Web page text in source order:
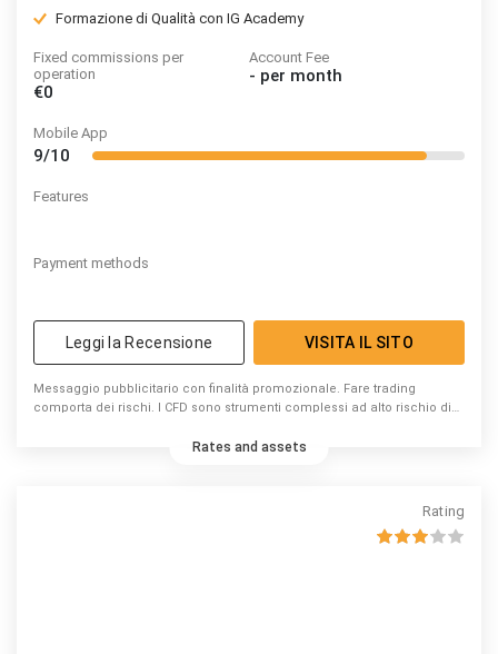
Formazione di Qualità con IG Academy
Fixed commissions per
operation
€0
Account Fee
- per month
Mobile App
9/10
Features
Payment methods
Leggi la Recensione VISITA IL SITO
Messaggio pubblicitario con finalità promozionale. Fare trading
comporta dei rischi. I CFD sono strumenti complessi ad alto rischio di
perdono denaro a causa delle negoziazioni in CFD con questo
Rates and assets
Rating